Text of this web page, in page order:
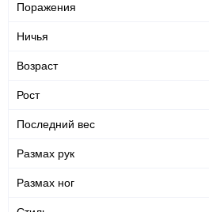
Поражения
Ничья
Возраст
Рост
Последний вес
Размах рук
Размах ног